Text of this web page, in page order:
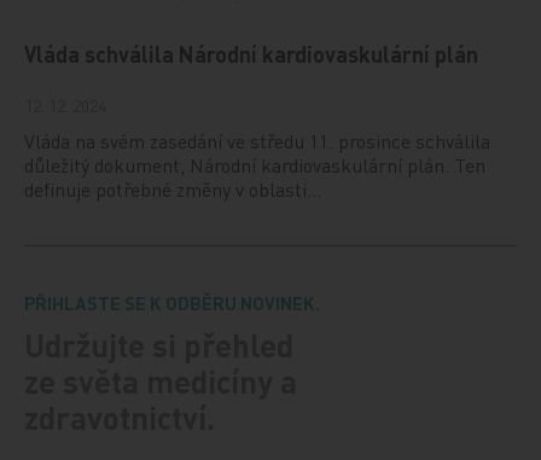
Vláda schválila Národní kardiovaskulární plán
Vláda na svém zasedání ve středu 11. prosince schválila
důležitý dokument, Národní kardiovaskulární plán. Ten
definuje potřebné změny v oblasti…
PŘIHLASTE SE K ODBĚRU NOVINEK.